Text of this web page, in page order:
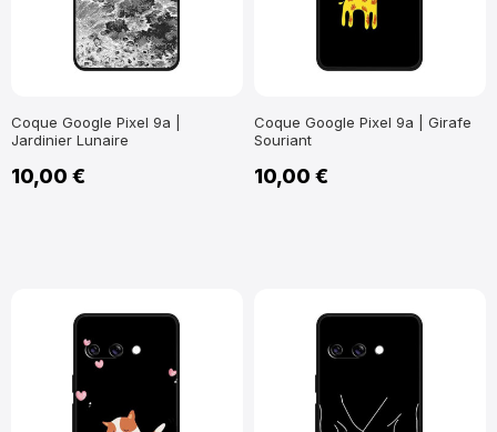
Coque Google Pixel 9a |
Jardinier Lunaire
10,00 €
Coque Google Pixel 9a | Girafe
Souriant
10,00 €